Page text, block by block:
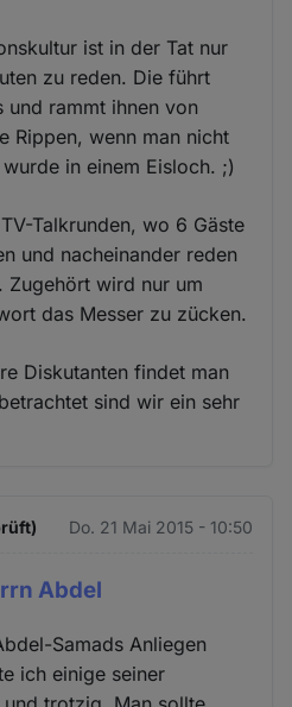
ist in der Tat nur
zu reden. Die führt
und rammt ihnen von
Rippen, wenn man nicht
in einem Eisloch. ;)
Talkrunden, wo 6 Gäste
und nacheinander reden
Zugehört wird nur um
das Messer zu zücken.
Diskutanten findet man
sind wir ein sehr
Do. 21 Mai 2015 - 10:50
Abdel
Samads Anliegen
ich einige seiner